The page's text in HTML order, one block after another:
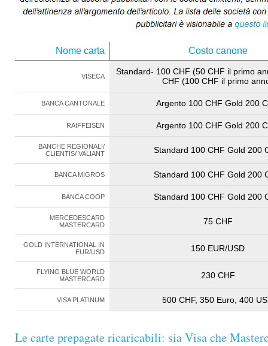
Nome carta Costo canone
VISECA
Standard- 100 CHF (50 CHF il primo
CHF (100 CHF il primo
BANCA CANTONALE Argento 100 CHF Gold 200
RAIFFEISEN Argento 100 CHF Gold 200
BANCHE REGIONALI/
CLIENTIS/ VALIANT
Standard 100 CHF Gold 200
BANCA MIGROS Standard 100 CHF Gold 200
BANCA COOP Standard 100 CHF Gold 200
MERCEDESCARD
MASTERCARD
75 CHF
GOLD INTERNATIONAL IN
EUR/USD
150 EUR/USD
FLYING BLUE WORLD
MASTERCARD
230 CHF
VISA PLATINUM 500 CHF, 350 Euro, 400
Le carte prepagate ricaricabili: sia Visa che